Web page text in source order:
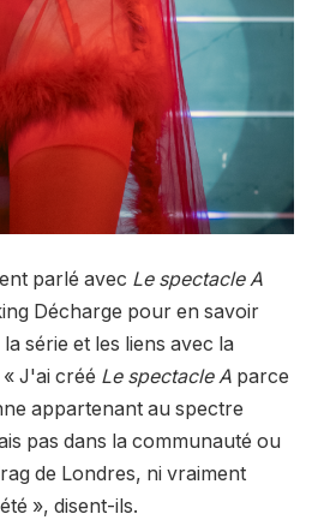
parlé avec Le spectacle A
Décharge pour en savoir
série et les liens avec la
J'ai créé Le spectacle A parce
appartenant au spectre
pas dans la communauté ou
de Londres, ni vraiment
», disent-ils.